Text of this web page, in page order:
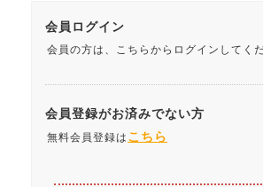
会員ログイン
会員の方は、こちらからログインしてくだ
会員登録がお済みでない方
無料会員登録は こちら